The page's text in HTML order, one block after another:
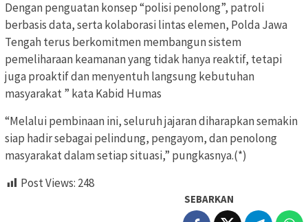
Dengan penguatan konsep “polisi penolong”, patroli
berbasis data, serta kolaborasi lintas elemen, Polda Jawa
Tengah terus berkomitmen membangun sistem
pemeliharaan keamanan yang tidak hanya reaktif, tetapi
juga proaktif dan menyentuh langsung kebutuhan
masyarakat ” kata Kabid Humas
“Melalui pembinaan ini, seluruh jajaran diharapkan semakin
siap hadir sebagai pelindung, pengayom, dan penolong
masyarakat dalam setiap situasi,” pungkasnya.(*)
Post Views: 248
SEBARKAN